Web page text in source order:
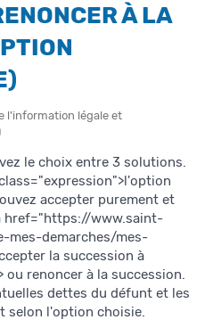
À LA
l'information légale et
le choix entre 3 solutions.
accepter purement et
href="https://www.saint-
mes-demarches/mes-
la succession à
renoncer à la succession.
dettes du défunt et les
selon l'option choisie.